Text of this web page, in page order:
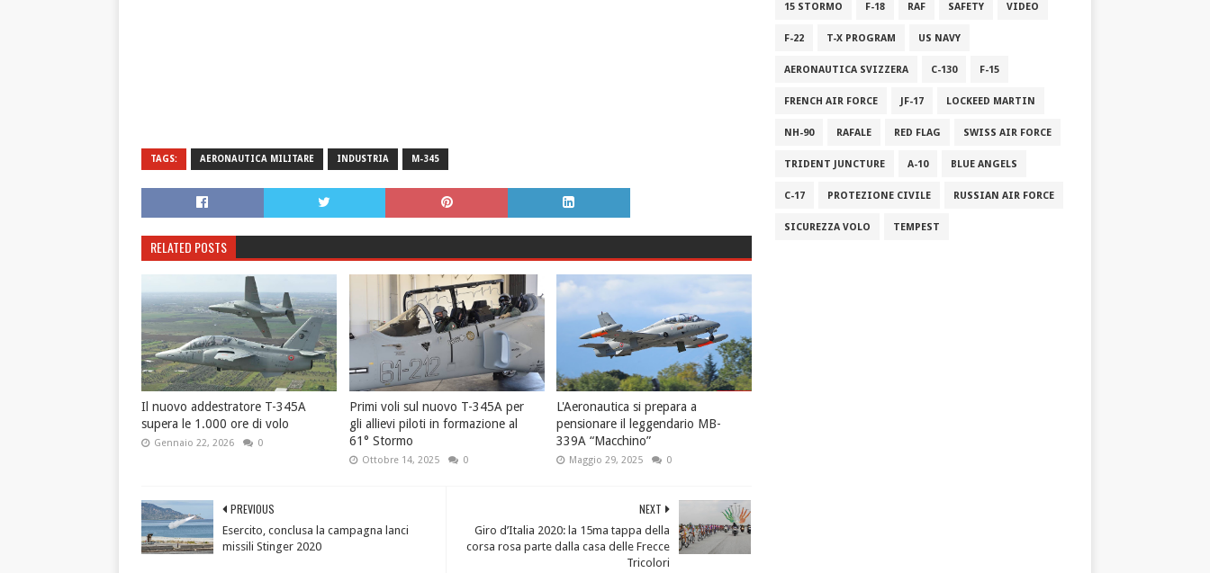
TAGS: AERONAUTICA MILITARE INDUSTRIA M-345
RELATED POSTS
Il nuovo addestratore T-345A
supera le 1.000 ore di volo
Gennaio 22, 2026 0
Primi voli sul nuovo T-345A per
gli allievi piloti in formazione al
61° Stormo
Ottobre 14, 2025 0
L'Aeronautica si prepara a
pensionare il leggendario MB-
339A “Macchino”
Maggio 29, 2025 0
NEXT
Giro d’Italia 2020: la 15ma tappa della
corsa rosa parte dalla casa delle Frecce
Tricolori
PREVIOUS
Esercito, conclusa la campagna lanci
missili Stinger 2020
15 STORMO F-18 RAF SAFETY VIDEO
F-22 T-X PROGRAM US NAVY
AERONAUTICA SVIZZERA C-130 F-15
FRENCH AIR FORCE JF-17 LOCKEED MARTIN
NH-90 RAFALE RED FLAG SWISS AIR FORCE
TRIDENT JUNCTURE A-10 BLUE ANGELS
C-17 PROTEZIONE CIVILE RUSSIAN AIR FORCE
SICUREZZA VOLO TEMPEST